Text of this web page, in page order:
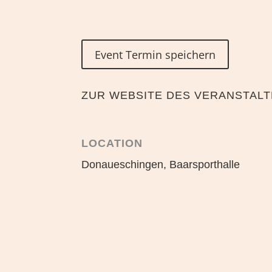
Event Termin speichern
ZUR WEBSITE DES
LOCATION
Donaueschingen, Baarsporthalle